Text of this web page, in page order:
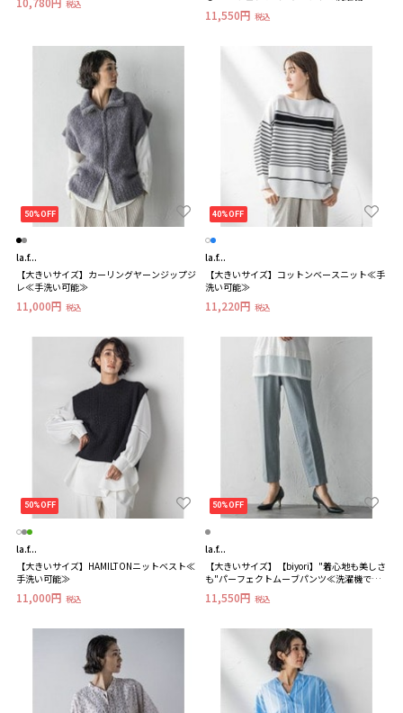
税込
11,550円 税込
50%OFF
la.f...
【大きいサイズ】カーリングヤーンジップジ
レ≪手洗い可能≫
11,000円 税込
40%OFF
la.f...
【大きいサイズ】コットンベースニット≪手
洗い可能≫
11,220円 税込
50%OFF
la.f...
【大きいサイズ】HAMILTONニットベスト≪
手洗い可能≫
11,000円 税込
50%OFF
la.f...
【大きいサイズ】【biyori】"着心地も美しさ
も"パーフェクトムーブパンツ≪洗濯機で洗
11,550円 税込